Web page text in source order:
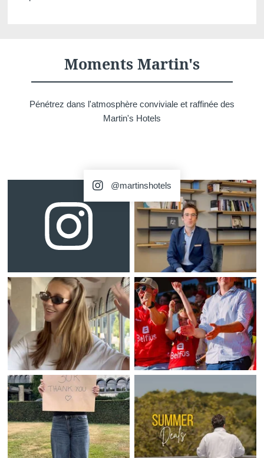
Moments Martin's
Pénétrez dans l'atmosphère conviviale et raffinée des
Martin's Hotels
@martinshotels